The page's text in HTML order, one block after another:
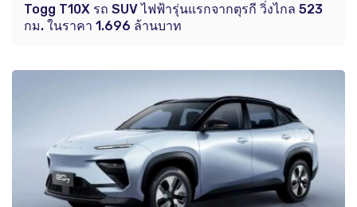
Togg T10X รถ SUV ไฟฟ้ารุ่นแรกจากตุรกี วิ่งไกล 523
กม. ในราคา 1.696 ล้านบาท